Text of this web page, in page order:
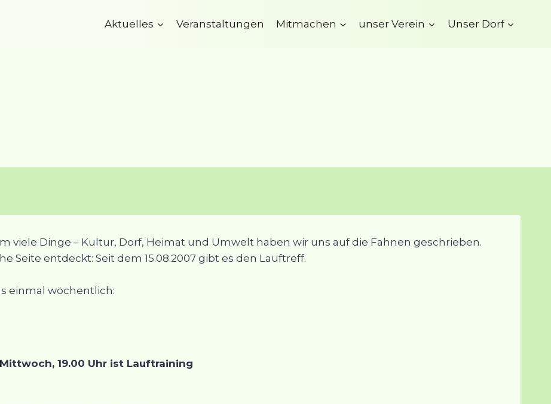
Aktuelles Veranstaltungen Mitmachen unser Verein Unser Dorf
viele Dinge – Kultur, Dorf, Heimat und Umwelt haben wir uns auf die Fahnen geschrieben.
Seite entdeckt: Seit dem 15.08.2007 gibt es den Lauftreff.
einmal wöchentlich:
19.00 Uhr ist Lauftraining